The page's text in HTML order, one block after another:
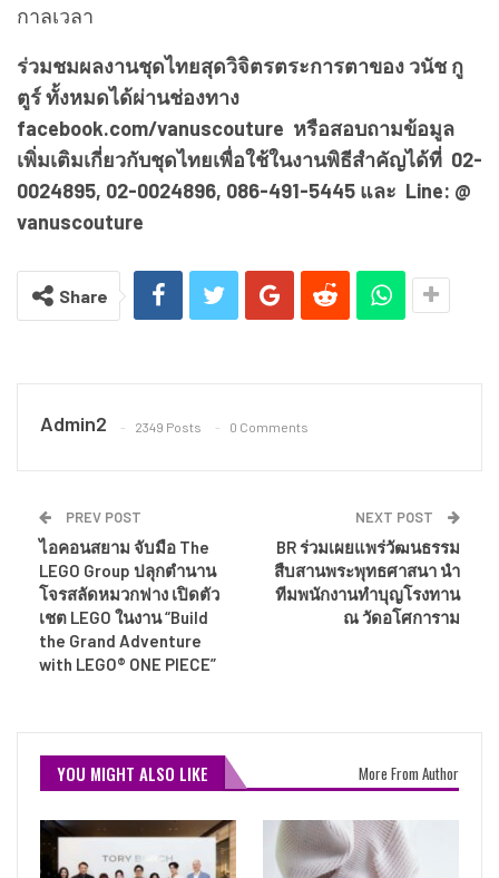
กาลเวลา
ร่วมชมผลงานชุดไทยสุดวิจิตรตระการตาของ วนัช กู
ตูร์ ทั้งหมดได้ผ่านช่องทาง
facebook.com/vanuscouture หรือสอบถามข้อมูล
เพิ่มเติมเกี่ยวกับชุดไทยเพื่อใช้ในงานพิธีสำคัญได้ที่ 02-
0024895, 02-0024896, 086-491-5445 และ Line: @
vanuscouture
Share
Admin2 2349 Posts 0 Comments
PREV POST
ไอคอนสยาม จับมือ The
LEGO Group ปลุกตำนาน
โจรสลัดหมวกฟาง เปิดตัว
เชต LEGO ในงาน “Build
the Grand Adventure
with LEGO® ONE PIECE”
NEXT POST
BR ร่วมเผยแพร่วัฒนธรรม
สืบสานพระพุทธศาสนา นำ
ทีมพนักงานทำบุญโรงทาน
ณ วัดอโศการาม
YOU MIGHT ALSO LIKE More From Author